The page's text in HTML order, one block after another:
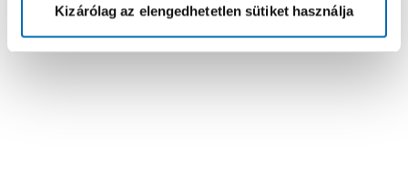
Kizárólag az elengedhetetlen sütiket használja